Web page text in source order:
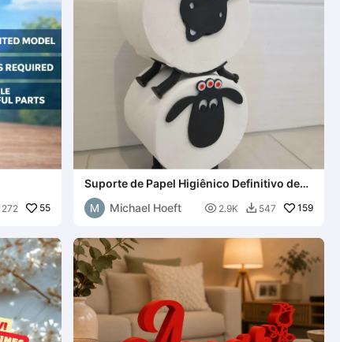
272 55
Suporte de Papel Higiênico Definitivo de
Ovelha: Mãe do Timmy
Michael Hoeft
 2.9K  547 159